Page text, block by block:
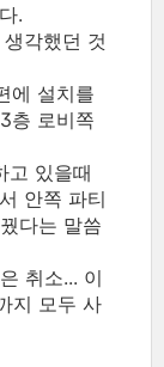
.
각했던 것
에 설치를
층 로비쪽
고 있을때
안쪽 파티
다는 말씀
취소... 이
지 모두 사